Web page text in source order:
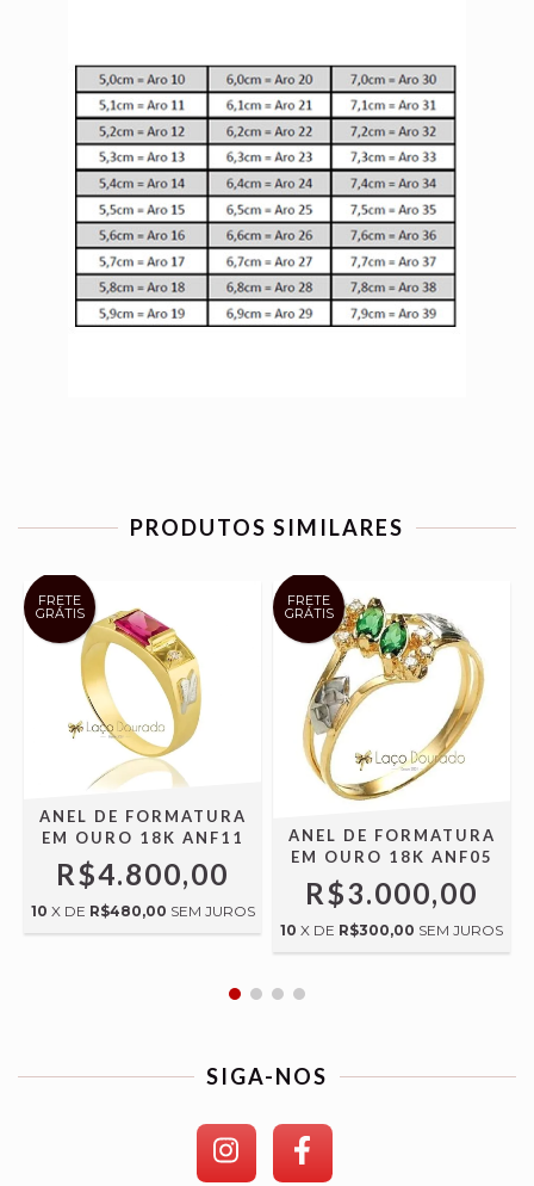
PRODUTOS SIMILARES
FRETE
GRÁTIS
ANEL DE FORMATURA
EM OURO 18K ANF11
R$4.800,00
10 X DE R$480,00 SEM JUROS
FRETE
GRÁTIS
ANEL DE FORMATURA
EM OURO 18K ANF05
R$3.000,00
10 X DE R$300,00 SEM JUROS
SIGA-NOS